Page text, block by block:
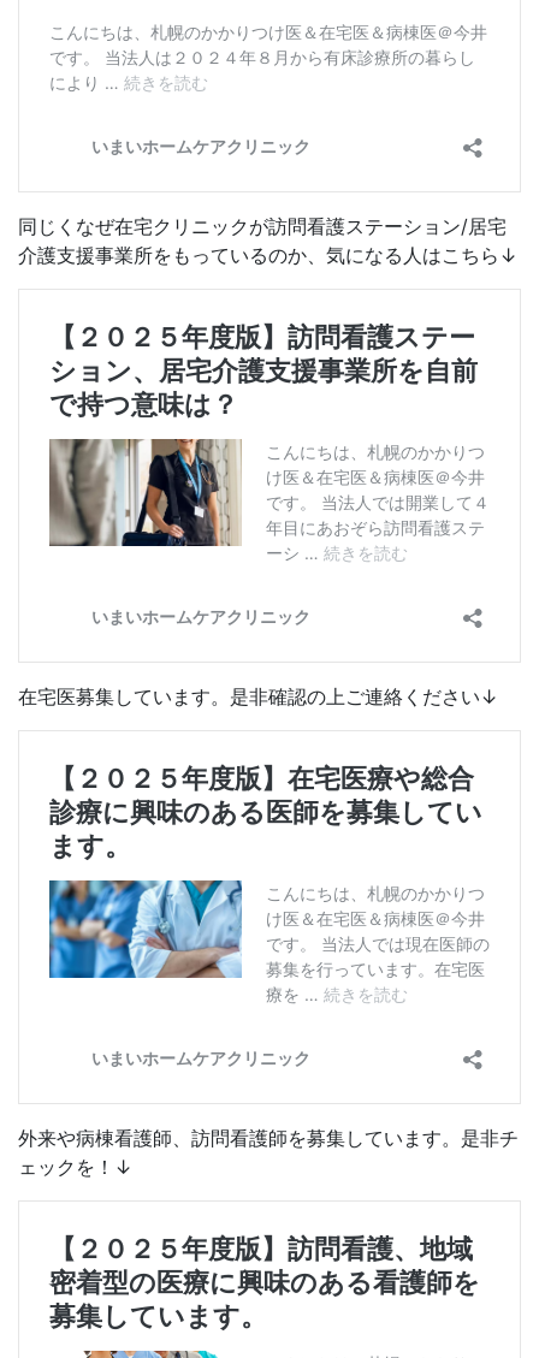
同じくなぜ在宅クリニックが訪問看護ステーション/居宅
介護支援事業所をもっているのか、気になる人はこちら↓
在宅医募集しています。是非確認の上ご連絡ください↓
外来や病棟看護師、訪問看護師を募集しています。是非チ
ェックを！↓